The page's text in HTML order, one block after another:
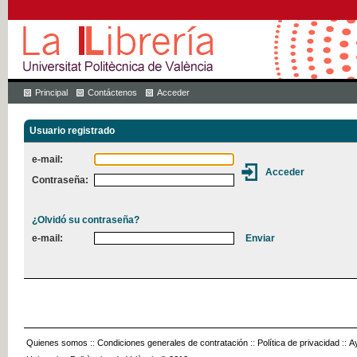
Principal Contáctenos Acceder
Usuario registrado
e-mail:
Contraseña:
¿Olvidó su contraseña?
e-mail:
Quienes somos :: Condiciones generales de contratación :: Política de privacidad ::